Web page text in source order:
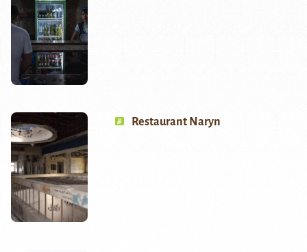
Restaurant Naryn